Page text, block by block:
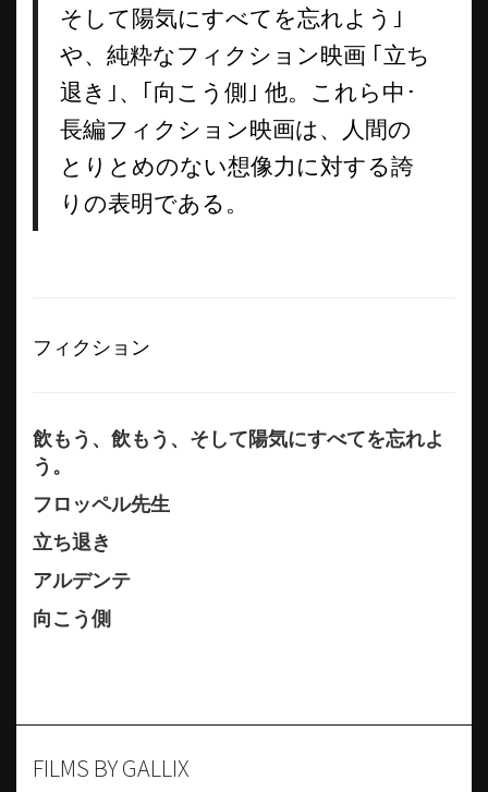
そして陽気にすべてを忘れよう｣
や、純粋なフィクション映画 ｢立ち
退き｣、｢向こう側｣ 他。これら中･
長編フィクション映画は、人間の
とりとめのない想像力に対する誇
りの表明である。
フィクション
飲もう、飲もう、そして陽気にすべてを忘れよ
う。
フロッペル先生
立ち退き
アルデンテ
向こう側
FILMS BY GALLIX